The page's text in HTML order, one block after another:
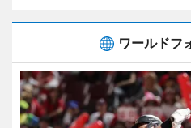
ワールドフ